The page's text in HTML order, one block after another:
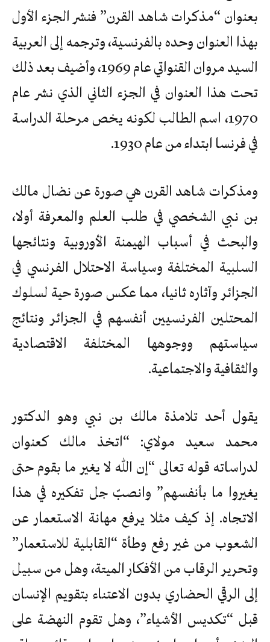
بعنوان “مذكرات شاهد القرن” فنشر الجزء الأول
بهذا العنوان وحده بالفرنسية، وترجمه إلى العربية
السيد مروان القنواتي عام 1969، وأضيف بعد ذلك
تحت هذا العنوان في الجزء الثاني الذي نشر عام
1970، اسم الطالب لكونه يخص مرحلة الدراسة
في فرنسا ابتداء من عام 1930.
ومذكرات شاهد القرن هي صورة عن نضال مالك
بن نبي الشخصي في طلب العلم والمعرفة أولا،
والبحث في أسباب الهيمنة الأوروبية ونتائجها
السلبية المختلفة وسياسة الاحتلال الفرنسي في
الجزائر وآثاره ثانيا، مما عكس صورة حية لسلوك
المحتلين الفرنسيين أنفسهم في الجزائر ونتائج
سياستهم ووجوهها المختلفة الاقتصادية
والثقافية والاجتماعية.
يقول أحد تلامذة مالك بن نبي وهو الدكتور
محمد سعيد مولاي: “اتخذ مالك كعنوان
لدراساته قوله تعالى “إن الله لا يغير ما بقوم حتى
يغيروا ما بأنفسهم” وانصبّ جل تفكيره في هذا
الاتجاه. إذ كيف مثلا يرفع مهانة الاستعمار عن
الشعوب من غير رفع وطأة “القابلية للاستعمار”
وتحرير الرقاب من الأفكار الميتة، وهل من سبيل
إلى الرقي الحضاري بدون الاعتناء بتقويم الإنسان
قبل “تكديس الأشياء”، وهل تقوم النهضة على